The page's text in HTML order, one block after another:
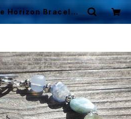
Horizon Bracelet
☆ラリマー＆カイヤナイ